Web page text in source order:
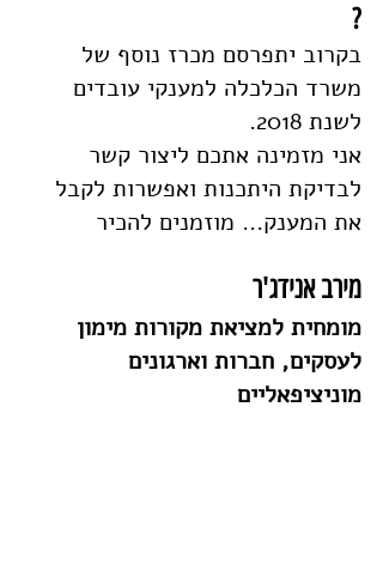
?
בקרוב יתפרסם מכרז נוסף של
משרד הכלכלה למענקי עובדים
לשנת 2018.
אני מזמינה אתכם ליצור קשר
לבדיקת היתכנות ואפשרות לקבל
את המענק... מוזמנים להכיר
מירב אנידג'ר
מומחית למציאת מקורות מימון
לעסקים, חברות וארגונים
מוניציפאליים